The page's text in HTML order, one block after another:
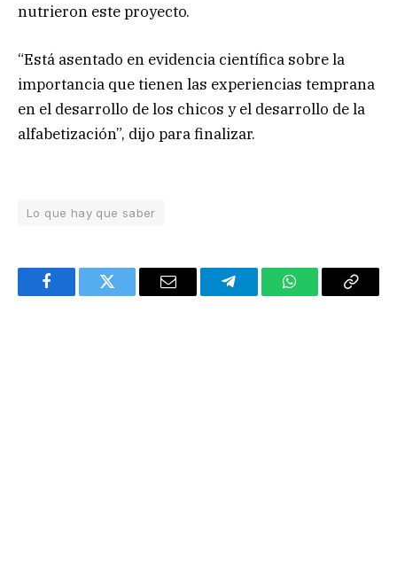
nutrieron este proyecto.
“Está asentado en evidencia científica sobre la
importancia que tienen las experiencias temprana
en el desarrollo de los chicos y el desarrollo de la
alfabetización”, dijo para finalizar.
Lo que hay que saber
FacebookTwitter Email TelegramWhatsAppCopy